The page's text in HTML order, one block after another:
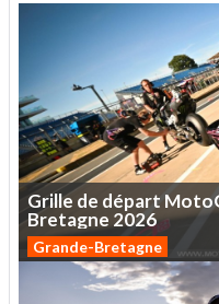
Grille de départ
Bretagne 2026
Grande-Bretagne